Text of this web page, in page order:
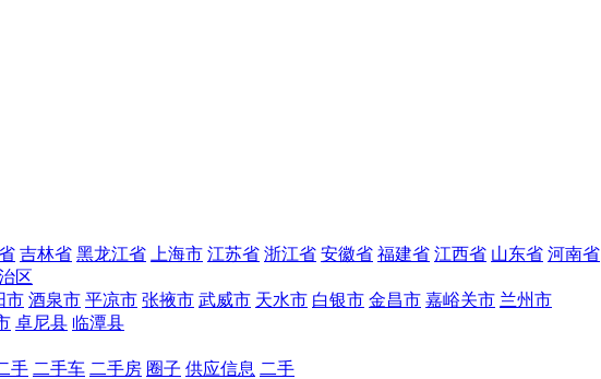
吉林省 黑龙江省 上海市 江苏省 浙江省 安徽省 福建省 江西省 山东省 河南省
区
市 酒泉市 平凉市 张掖市 武威市 天水市 白银市 金昌市 嘉峪关市 兰州市
卓尼县 临潭县
手 二手车 二手房 圈子 供应信息 二手